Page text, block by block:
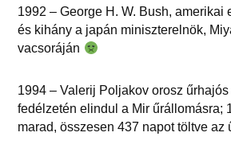
1992 – George H. W. Bush, amerikai
és kihány a japán miniszterelnök,
vacsoráján
1994 – Valerij Poljakov orosz
fedélzetén elindul a Mir űrállomásra;
marad, összesen 437 napot töltve az